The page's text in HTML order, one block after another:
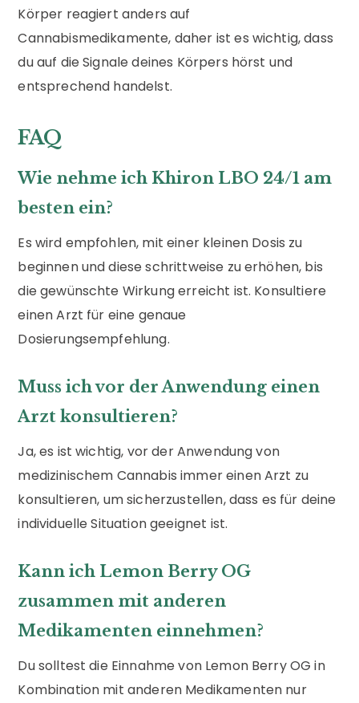
Körper reagiert anders auf
Cannabismedikamente, daher ist es wichtig, dass
du auf die Signale deines Körpers hörst und
entsprechend handelst.
FAQ
Wie nehme ich Khiron LBO 24/1 am
besten ein?
Es wird empfohlen, mit einer kleinen Dosis zu
beginnen und diese schrittweise zu erhöhen, bis
die gewünschte Wirkung erreicht ist. Konsultiere
einen Arzt für eine genaue
Dosierungsempfehlung.
Muss ich vor der Anwendung einen
Arzt konsultieren?
Ja, es ist wichtig, vor der Anwendung von
medizinischem Cannabis immer einen Arzt zu
konsultieren, um sicherzustellen, dass es für deine
individuelle Situation geeignet ist.
Kann ich Lemon Berry OG
zusammen mit anderen
Medikamenten einnehmen?
Du solltest die Einnahme von Lemon Berry OG in
Kombination mit anderen Medikamenten nur